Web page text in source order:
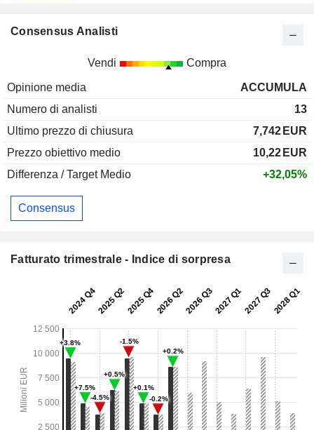
Consensus Analisti
Vendi Compra
Opinione media
ACCUMULA
Numero di analisti
13
Ultimo prezzo di chiusura
7,742 EUR
Prezzo obiettivo medio
10,22 EUR
Differenza / Target Medio
+32,05%
Consensus
Fatturato trimestrale - Indice di sorpresa